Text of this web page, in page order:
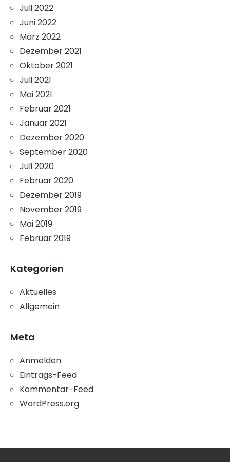
Juli 2022
Juni 2022
März 2022
Dezember 2021
Oktober 2021
Juli 2021
Mai 2021
Februar 2021
Januar 2021
Dezember 2020
September 2020
Juli 2020
Februar 2020
Dezember 2019
November 2019
Mai 2019
Februar 2019
Kategorien
Aktuelles
Allgemein
Meta
Anmelden
Eintrags-Feed
Kommentar-Feed
WordPress.org